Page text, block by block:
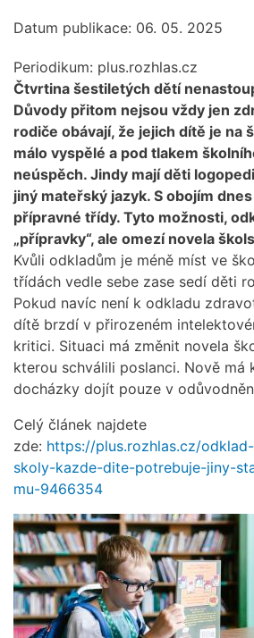
Datum publikace: 06. 05. 2025
Periodikum: plus.rozhlas.cz
Čtvrtina šestiletých dětí
Důvody přitom nejsou vždy jen
rodiče obávají, že jejich dítě je na
málo vyspělé a pod tlakem
neúspěch. Jindy mají děti
jiný mateřský jazyk. S obojím
přípravné třídy. Tyto možnosti,
„přípravky“, ale omezí novela
Kvůli odkladům je méně míst ve
třídách vedle sebe zase sedí děti
Pokud navíc není k odkladu
dítě brzdí v přirozeném
kritici. Situaci má změnit novela
kterou schválili poslanci. Nově má
docházky dojít pouze v
Celý článek najdete
zde: https://plus.rozhlas.cz/
skoly-kazde-dite-potrebuje-jiny-
mu-9466354